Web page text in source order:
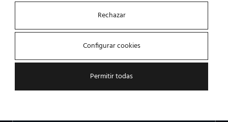
¿Qué tipo de solución estás buscando?
Rechazar
Configurar cookies
Permitir todas